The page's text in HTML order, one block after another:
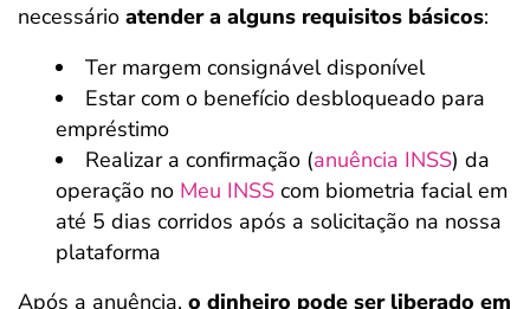
necessário atender a alguns requisitos básicos:
Ter margem consignável disponível
Estar com o benefício desbloqueado para
empréstimo
Realizar a confirmação (anuência INSS) da
operação no Meu INSS com biometria facial em
até 5 dias corridos após a solicitação na nossa
plataforma
Após a anuência, o dinheiro pode ser liberado em